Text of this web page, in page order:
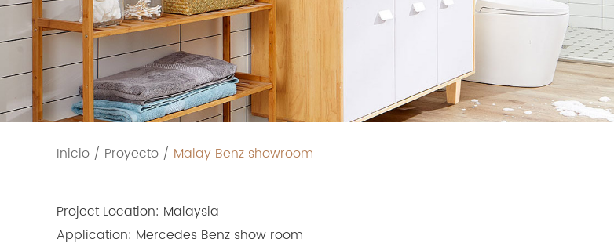
Inicio / Proyecto / Malay Benz showroom
Project Location: Malaysia
Application: Mercedes Benz show room